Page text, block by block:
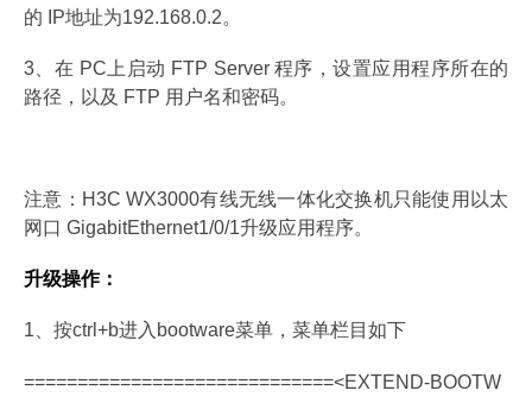
的 IP地址为192.168.0.2。
3、在 PC上启动 FTP Server 程序，设置应用程序所在的
路径，以及 FTP 用户名和密码。
注意：H3C WX3000有线无线一体化交换机只能使用以太
网口 GigabitEthernet1/0/1升级应用程序。
升级操作：
1、按ctrl+b进入bootware菜单，菜单栏目如下
=============================<EXTEND-BOOTW